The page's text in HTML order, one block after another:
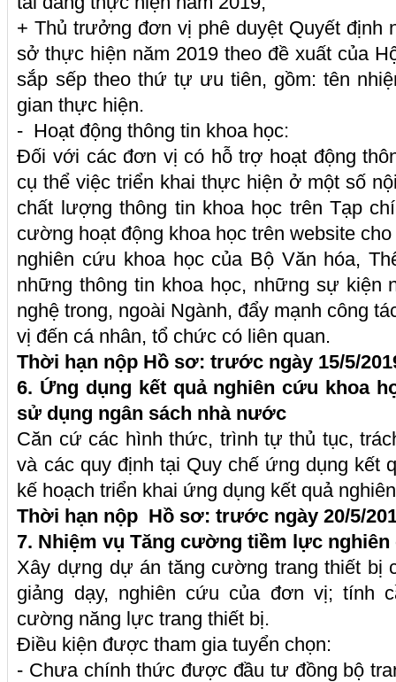
+ Thủ trưởng đơn vị phê duyệt Quyết định
sở thực hiện năm 2019 theo đề xuất của
sắp sếp theo thứ tự ưu tiên, gồm: tên
gian thực hiện.
- Hoạt động thông tin khoa học:
Đối với các đơn vị có hỗ trợ hoạt động
cụ thể việc triển khai thực hiện ở một số
chất lượng thông tin khoa học trên Tạp
cường hoạt động khoa học trên website
nghiên cứu khoa học của Bộ Văn hóa,
những thông tin khoa học, những sự kiện
nghệ trong, ngoài Ngành, đẩy mạnh công
vị đến cá nhân, tổ chức có liên quan.
Thời hạn nộp Hồ sơ: trước ngày 15/5/
6. Ứng dụng kết quả nghiên cứu khoa
sử dụng ngân sách nhà nước
Căn cứ các hình thức, trình tự thủ tục,
và các quy định tại Quy chế ứng dụng kết
kế hoạch triển khai ứng dụng kết quả
Thời hạn nộp Hồ sơ: trước ngày 20/5/
7. Nhiệm vụ Tăng cường tiềm lực
Xây dựng dự án tăng cường trang thiết bị
giảng dạy, nghiên cứu của đơn vị; tính
cường năng lực trang thiết bị.
Điều kiện được tham gia tuyển chọn:
- Chưa chính thức được đầu tư đồng bộ